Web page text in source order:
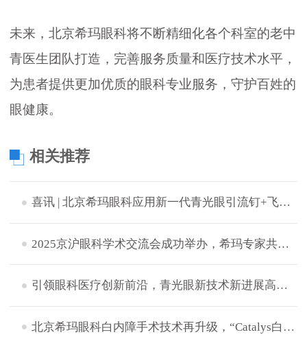
未来，北京希玛眼科将不断精细化各个科室的老中
青医生团队打造，完善服务质量和医疗技术水平，
为患者提供更加优质的眼科专业服务，守护百姓的
眼健康。
相关推荐
喜讯 | 北京希玛眼科应用新一代青光眼引流钉+飞秒激光白内障辅助技术成功完成中晚期青白联合微创手术
2025京沪眼科学术交流会成功举办，希玛专家共探眼病治疗新策略
引领眼科医疗创新前沿，青光眼新技术新进展高峰论坛成功举办
北京希玛眼科白内障手术技术再升级，“Catalys白力士”飞秒激光白内障手术设备正式启用